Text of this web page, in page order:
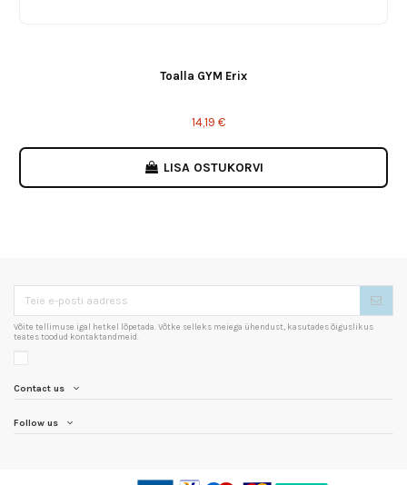
Toalla GYM Erix
14,19 €
LISA OSTUKORVI
Võite tellimuse igal hetkel lõpetada. Võtke selleks meiega ühendust, kasutades õiguslikus
teates toodud kontaktandmeid.
Contact us
Follow us